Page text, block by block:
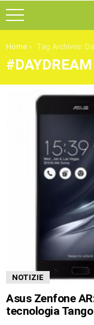
You are here:
Home Tag Archives:
DAYDREAM
ULTIMI
ARTICOLI
NOTIZIE
Asus Zenfone
tecnologia Tango